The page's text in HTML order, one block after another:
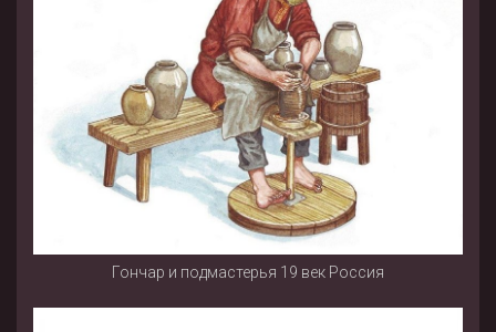
Гончар и подмастерья 19 век Россия